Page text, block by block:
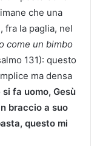
che una
fra la paglia, nel
come un bimbo
131): questo
ma densa
fa uomo, Gesù
braccio a suo
questo mi